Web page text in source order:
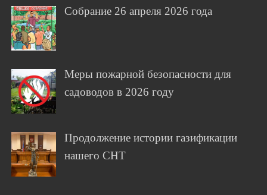
Собрание 26 апреля 2026 года
Меры пожарной безопасности для
садоводов в 2026 году
Продолжение истории газификации
нашего СНТ